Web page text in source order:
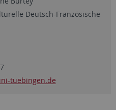
Deutsch-Französische
tuebingen.de